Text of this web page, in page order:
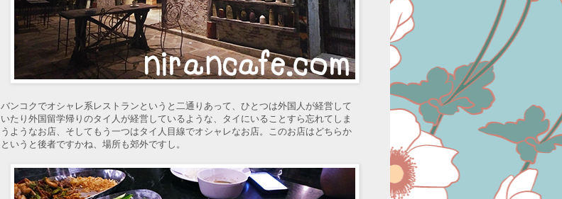
バンコクでオシャレ系レストランというと二通りあって、ひとつは外国人が経営して
いたり外国留学帰りのタイ人が経営しているような、タイにいることすら忘れてしま
うようなお店、そしてもう一つはタイ人目線でオシャレなお店。このお店はどちらか
というと後者ですかね、場所も郊外ですし。